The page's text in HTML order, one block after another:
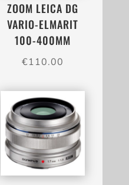
ZOOM LEICA DG
VARIO-ELMARIT
100-400MM
€110.00